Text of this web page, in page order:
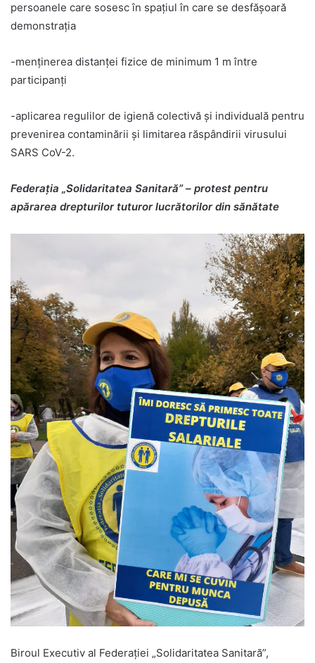
persoanele care sosesc în spaţiul în care se desfăşoară
demonstraţia
-menţinerea distanţei fizice de minimum 1 m între
participanţi
-aplicarea regulilor de igienă colectivă şi individuală pentru
prevenirea contaminării şi limitarea răspândirii virusului
SARS CoV-2.
Federația „Solidaritatea Sanitară” – protest pentru
apărarea drepturilor tuturor lucrătorilor din sănătate
Biroul Executiv al Federației „Solidaritatea Sanitară”,